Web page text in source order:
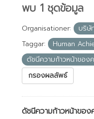
พบ 1 ชุดข้อมูล
Organisationer:
บริษั
Taggar:
Human
ดัชนีความก้าวหน้าของ
กรองผลลัพธ์
ดัชนีความก้าวหน้าของ